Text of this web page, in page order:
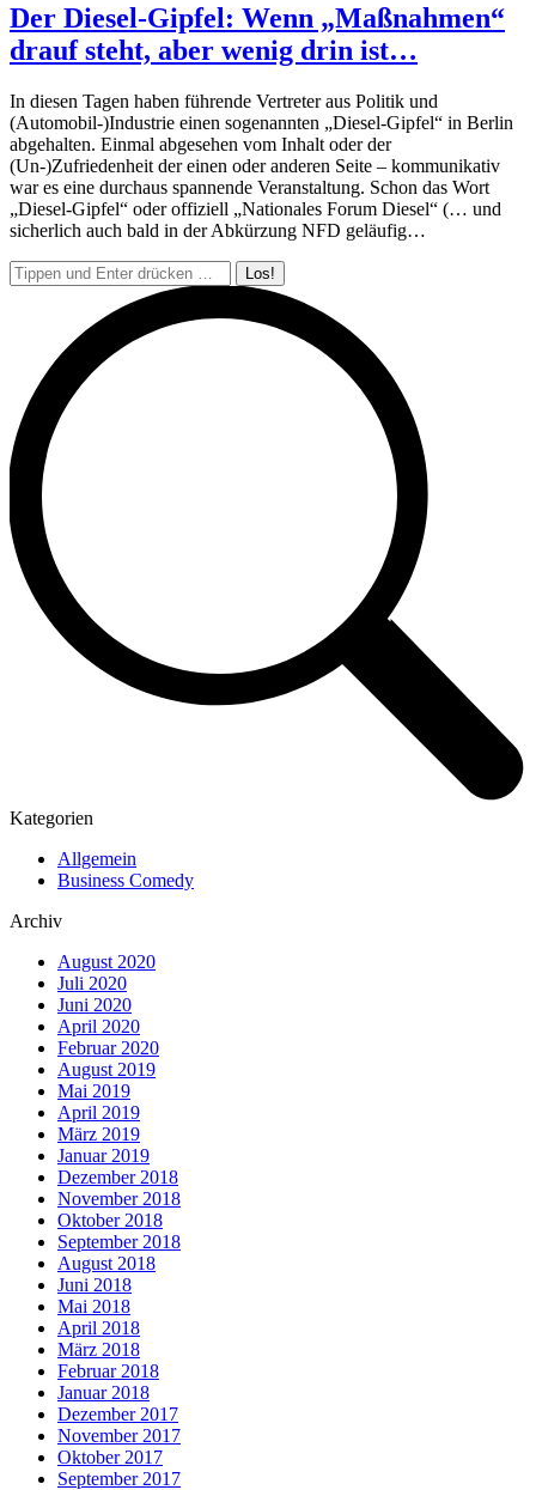
Der Diesel-Gipfel: Wenn „Maßnahmen“
drauf steht, aber wenig drin ist…
In diesen Tagen haben führende Vertreter aus Politik und
(Automobil-)Industrie einen sogenannten „Diesel-Gipfel“ in Berlin
abgehalten. Einmal abgesehen vom Inhalt oder der
(Un-)Zufriedenheit der einen oder anderen Seite – kommunikativ
war es eine durchaus spannende Veranstaltung. Schon das Wort
„Diesel-Gipfel“ oder offiziell „Nationales Forum Diesel“ (… und
sicherlich auch bald in der Abkürzung NFD geläufig…
Search:
Kategorien
Allgemein
Business Comedy
Archiv
August 2020
Juli 2020
Juni 2020
April 2020
Februar 2020
August 2019
Mai 2019
April 2019
März 2019
Januar 2019
Dezember 2018
November 2018
Oktober 2018
September 2018
August 2018
Juni 2018
Mai 2018
April 2018
März 2018
Februar 2018
Januar 2018
Dezember 2017
November 2017
Oktober 2017
September 2017